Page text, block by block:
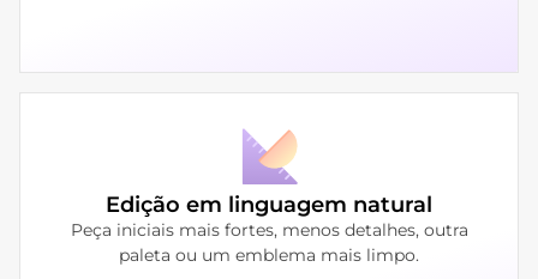
Edição em linguagem natural
Peça iniciais mais fortes, menos detalhes, outra
paleta ou um emblema mais limpo.